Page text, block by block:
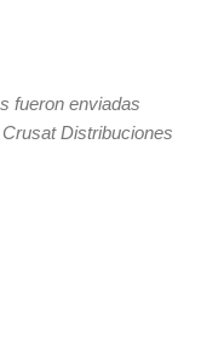
fueron enviadas
Distribuciones